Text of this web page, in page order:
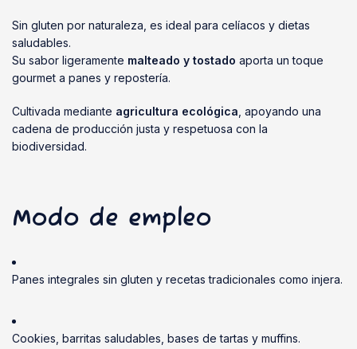
Sin gluten por naturaleza, es ideal para celíacos y dietas
saludables.
Su sabor ligeramente malteado y tostado aporta un toque
gourmet a panes y repostería.
Cultivada mediante agricultura ecológica , apoyando una
cadena de producción justa y respetuosa con la
biodiversidad.
Modo de empleo
Panes integrales sin gluten y recetas tradicionales como injera.
Cookies, barritas saludables, bases de tartas y muffins.